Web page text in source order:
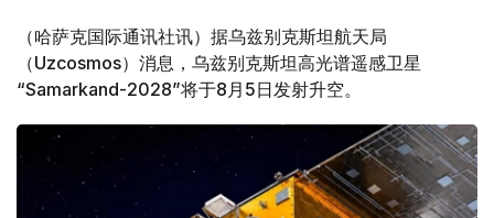
（哈萨克国际通讯社讯）据乌兹别克斯坦航天局
（Uzcosmos）消息，乌兹别克斯坦高光谱遥感卫星
“Samarkand-2028”将于8月5日发射升空。